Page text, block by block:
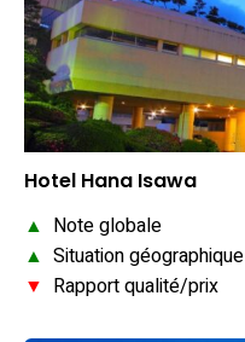
Hotel Hana Isawa
▲ Note globale
▲ Situation géographique
▼ Rapport qualité/prix